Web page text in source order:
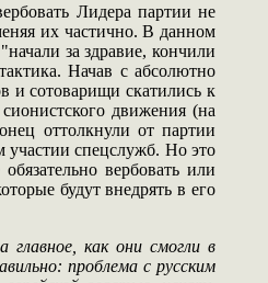
Лидера партии не
их частично. В данном
за здравие, кончили
Начав с абсолютно
и сотоварищи скатились к
движения (на
оттолкнули от партии
участии спецслужб. Но это
вербовать или
будут внедрять в его
как они смогли в
проблема с русским